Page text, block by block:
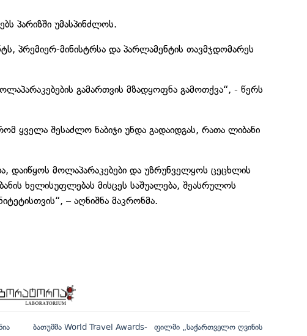
პარიზში უმასპინძლოს.
პრემიერ-მინისტრსა და პარლამენტის თავმჯდომარეს
გამართვის მზადყოფნა გამოთქვა“, - წერს
ყველა შესაძლო ნაბიჯი უნდა გადაიდგას, რათა ლიბანი
დაიწყოს მოლაპარაკებები და უზრუნველყოს ცეცხლის
ხელისუფლებას მისცეს საშუალება, შეასრულოს
– აღნიშნა მაკრონმა.
ბათუმმა World Travel Awards-
ფილმი „საქართველო ღვინის